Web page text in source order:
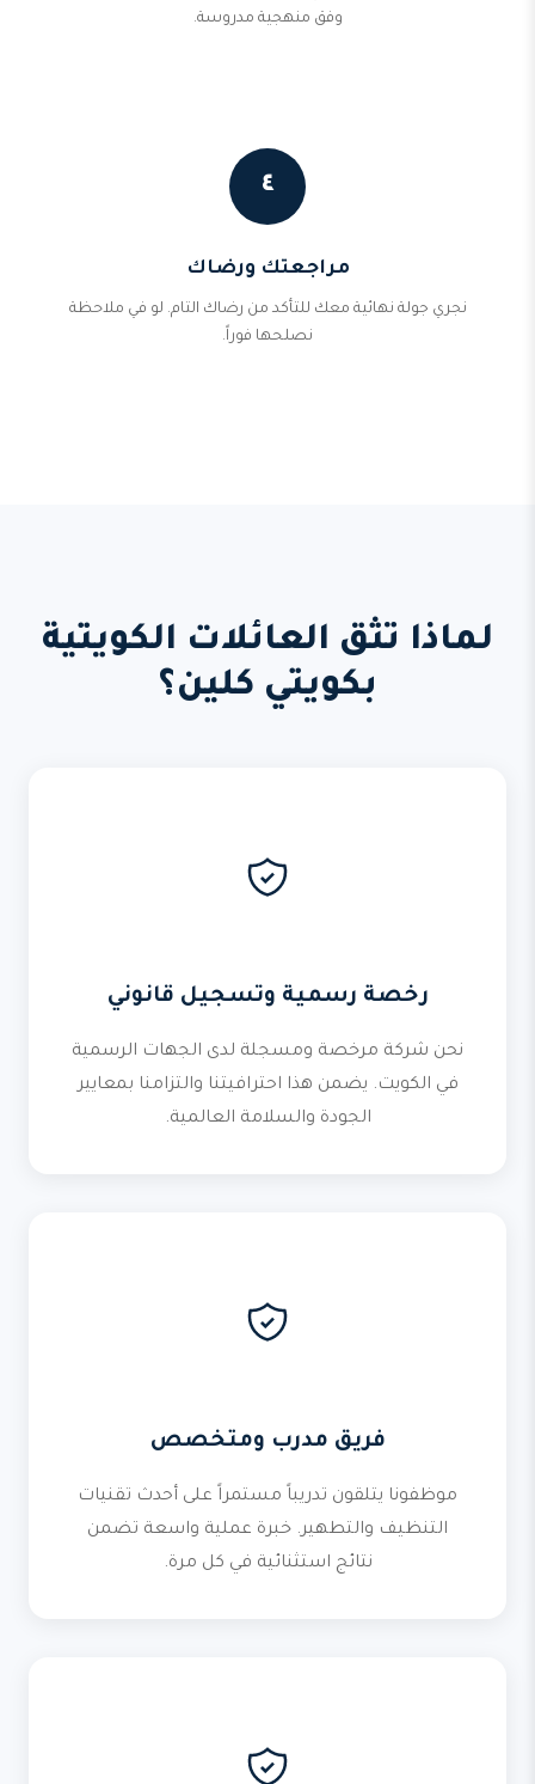
وفق منهجية مدروسة.
٤
مراجعتك ورضاك
نجري جولة نهائية معك للتأكد من رضاك التام. لو في ملاحظة
نصلحها فوراً.
لماذا تثق العائلات الكويتية
بكويتي كلين؟
رخصة رسمية وتسجيل قانوني
نحن شركة مرخصة ومسجلة لدى الجهات الرسمية
في الكويت. يضمن هذا احترافيتنا والتزامنا بمعايير
الجودة والسلامة العالمية.
فريق مدرب ومتخصص
موظفونا يتلقون تدريباً مستمراً على أحدث تقنيات
التنظيف والتطهير. خبرة عملية واسعة تضمن
نتائج استثنائية في كل مرة.